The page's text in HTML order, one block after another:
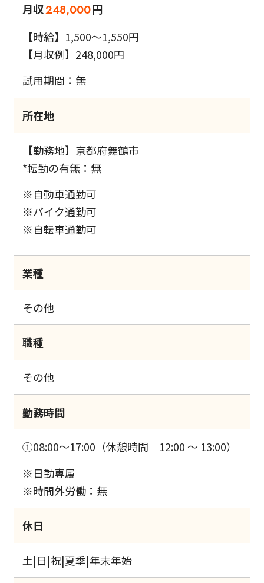
月収248,000円
【時給】1,500～1,550円
【月収例】248,000円
試用期間：無
所在地
【勤務地】京都府舞鶴市
*転勤の有無：無
※自動車通勤可
※バイク通勤可
※自転車通勤可
業種
その他
職種
その他
勤務時間
①08:00～17:00（休憩時間 12:00 ～ 13:00）
※日勤専属
※時間外労働：無
休日
土|日|祝|夏季|年末年始